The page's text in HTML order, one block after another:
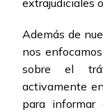
extrajudiciales
Además de
nos
sobre el
activamente
para